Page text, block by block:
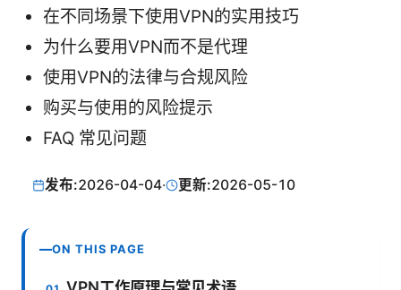
在不同场景下使用VPN的实用技巧
为什么要用VPN而不是代理
使用VPN的法律与合规风险
购买与使用的风险提示
FAQ 常见问题
发布:2026-04-04· 更新:2026-05-10
ON THIS PAGE